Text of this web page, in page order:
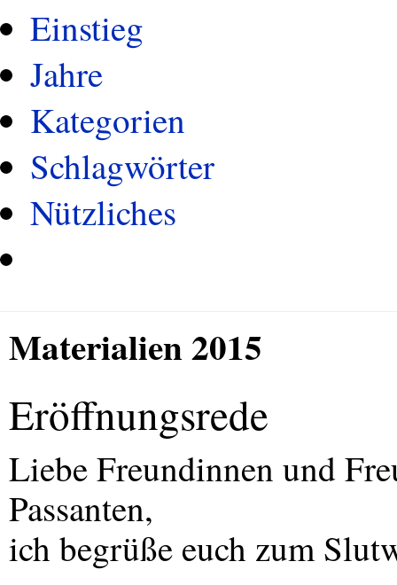
Einstieg
Jahre
Kategorien
Schlagwörter
Nützliches
Materialien 2015
Eröffnungsrede
Liebe Freundinnen und
Passanten,
ich begrüße euch zum